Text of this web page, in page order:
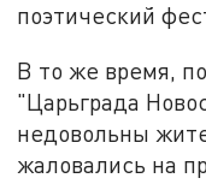
поэтический
В то же время,
"Царьграда
недовольны
жаловались на